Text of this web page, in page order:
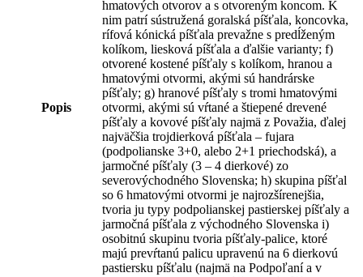
Popis
hmatových otvorov a s otvoreným koncom. K
nim patrí sústružená goralská píšťala, koncovka,
rífová kónická píšťala prevažne s predĺženým
kolíkom, liesková píšťala a ďalšie varianty; f)
otvorené kostené píšťaly s kolíkom, hranou a
hmatovými otvormi, akými sú handrárske
píšťaly; g) hranové píšťaly s tromi hmatovými
otvormi, akými sú vŕtané a štiepené drevené
píšťaly a kovové píšťaly najmä z Považia, ďalej
najväčšia trojdierková píšťala – fujara
(podpolianske 3+0, alebo 2+1 priechodská), a
jarmočné píšťaly (3 – 4 dierkové) zo
severovýchodného Slovenska; h) skupina píšťal
so 6 hmatovými otvormi je najrozšírenejšia,
tvoria ju typy podpolianskej pastierskej píšťaly a
jarmočná píšťala z východného Slovenska i)
osobitnú skupinu tvoria píšťaly-palice, ktoré
majú prevŕtanú palicu upravenú na 6 dierkovú
pastiersku píšťalu (najmä na Podpoľaní a v